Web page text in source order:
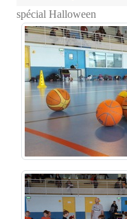
spécial Halloween